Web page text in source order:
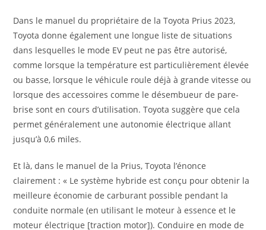
Dans le manuel du propriétaire de la Toyota Prius 2023,
Toyota donne également une longue liste de situations
dans lesquelles le mode EV peut ne pas être autorisé,
comme lorsque la température est particulièrement élevée
ou basse, lorsque le véhicule roule déjà à grande vitesse ou
lorsque des accessoires comme le désembueur de pare-
brise sont en cours d’utilisation. Toyota suggère que cela
permet généralement une autonomie électrique allant
jusqu’à 0,6 miles.
Et là, dans le manuel de la Prius, Toyota l’énonce
clairement : « Le système hybride est conçu pour obtenir la
meilleure économie de carburant possible pendant la
conduite normale (en utilisant le moteur à essence et le
moteur électrique [traction motor]). Conduire en mode de